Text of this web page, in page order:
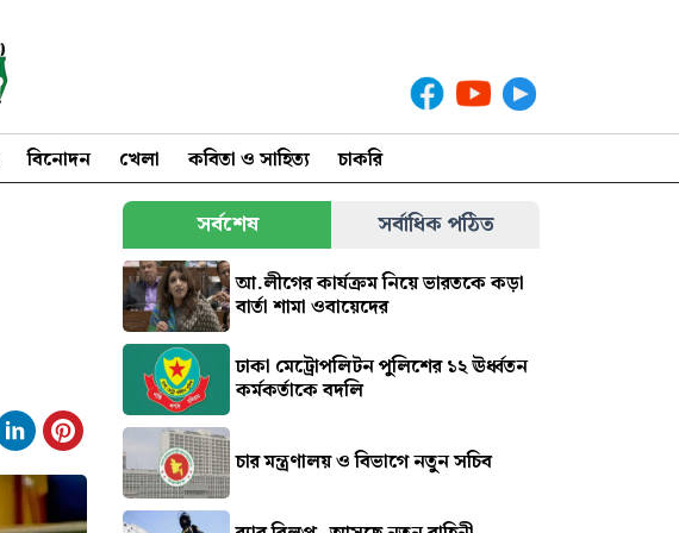
বিনোদন খেলা কবিতা ও সাহিত্য চাকরি
সর্বশেষ সর্বাধিক পঠিত
আ.লীগের কার্যক্রম নিয়ে ভারতকে কড়া
বার্তা শামা ওবায়েদের
ঢাকা মেট্রোপলিটন পুলিশের ১২ ঊর্ধ্বতন
কর্মকর্তাকে বদলি
চার মন্ত্রণালয় ও বিভাগে নতুন সচিব